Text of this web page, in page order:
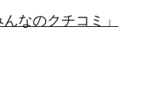
なのクチコミ」